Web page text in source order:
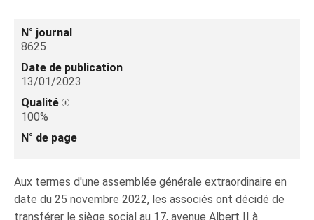
N° journal
8625
Date de publication
13/01/2023
Qualité
100%
N° de page
Aux termes d'une assemblée générale extraordinaire en
date du 25 novembre 2022, les associés ont décidé de
transférer le siège social au 17, avenue Albert II à